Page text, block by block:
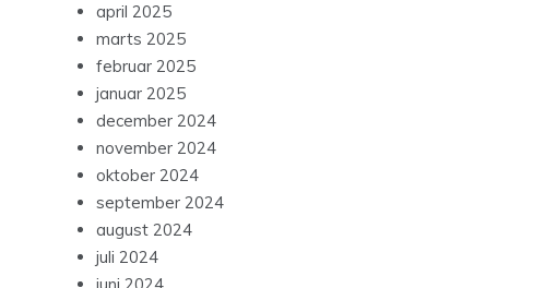
april 2025
marts 2025
februar 2025
januar 2025
december 2024
november 2024
oktober 2024
september 2024
august 2024
juli 2024